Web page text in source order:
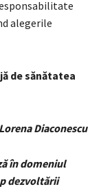
alegerile
de sănătatea
Diaconescu
în domeniul
dezvoltării